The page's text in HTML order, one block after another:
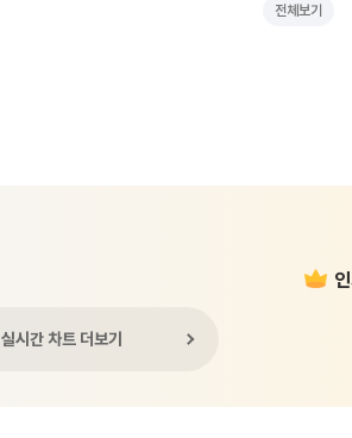
전체보기
실시간 차트 더보기